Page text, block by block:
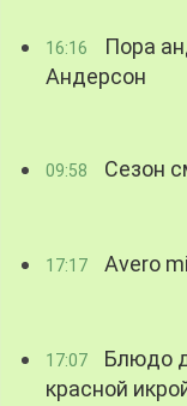
16:16
Пора
Андерсон
09:58 Сезон
17:17 Avero
17:07
Блюдо
красной